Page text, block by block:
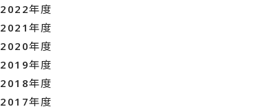
2022年度
2021年度
2020年度
2019年度
2018年度
2017年度